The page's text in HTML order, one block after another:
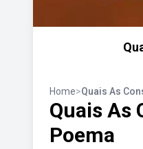
Home>Quais As
Quais As
Poema